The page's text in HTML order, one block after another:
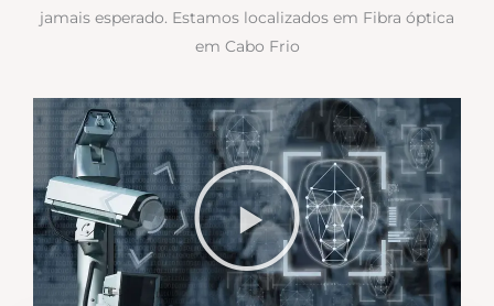
jamais esperado. Estamos localizados em Fibra óptica
em Cabo Frio